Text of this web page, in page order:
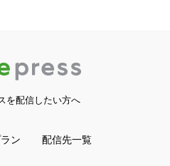
を配信したい方へ
ン 配信先一覧